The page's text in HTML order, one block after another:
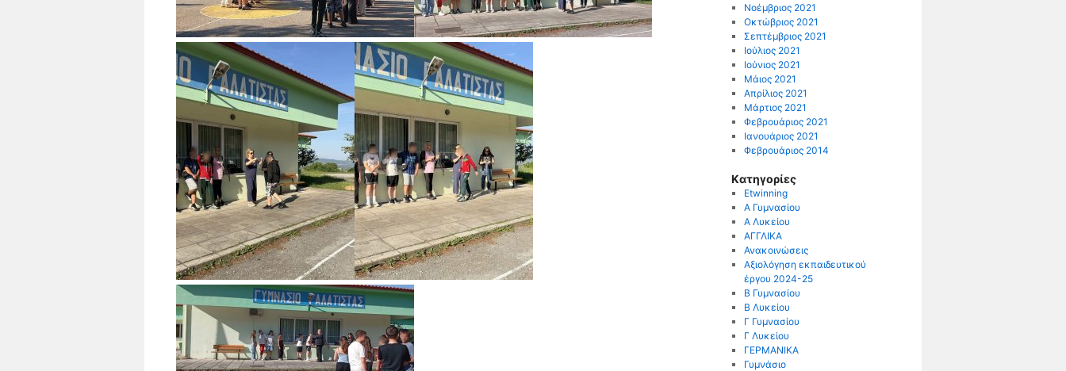
Νοέμβριος 2021
Οκτώβριος 2021
Σεπτέμβριος 2021
Ιούλιος 2021
Ιούνιος 2021
Μάιος 2021
Απρίλιος 2021
Μάρτιος 2021
Φεβρουάριος 2021
Ιανουάριος 2021
Φεβρουάριος 2014
Kατηγορίες
Etwinning
Α Γυμνασίου
Α Λυκείου
ΑΓΓΛΙΚΑ
Ανακοινώσεις
Αξιολόγηση εκπαιδευτικού
έργου 2024-25
Β Γυμνασίου
Β Λυκείου
Γ Γυμνασίου
Γ Λυκείου
ΓΕΡΜΑΝΙΚΑ
Γυμνάσιο